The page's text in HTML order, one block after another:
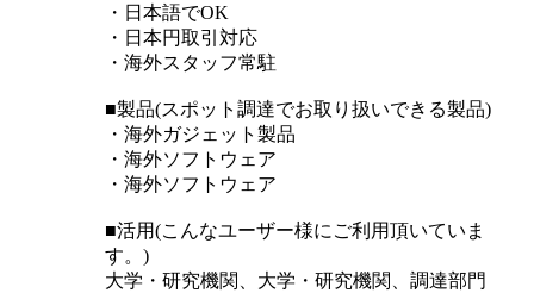
・日本語でOK
・日本円取引対応
・海外スタッフ常駐
■製品(スポット調達でお取り扱いできる製品)
・海外ガジェット製品
・海外ソフトウェア
・海外ソフトウェア
■活用(こんなユーザー様にご利用頂いていま
す。)
大学・研究機関、大学・研究機関、調達部門